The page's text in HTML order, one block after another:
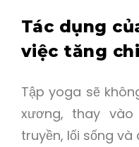
Tác dụng
việc tăng
Tập yoga sẽ
xương, thay
truyền, lối sống